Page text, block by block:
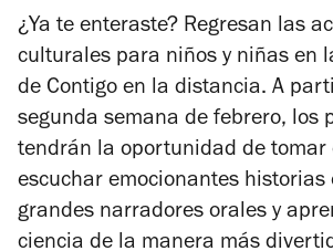
¿Ya te enteraste? Regresan las
culturales para niños y niñas en
de Contigo en la distancia. A
segunda semana de febrero, los
tendrán la oportunidad de tomar
escuchar emocionantes historias
grandes narradores orales y
ciencia de la manera más